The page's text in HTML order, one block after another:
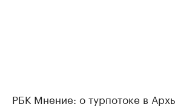
РБК Мнение: о турпотоке в